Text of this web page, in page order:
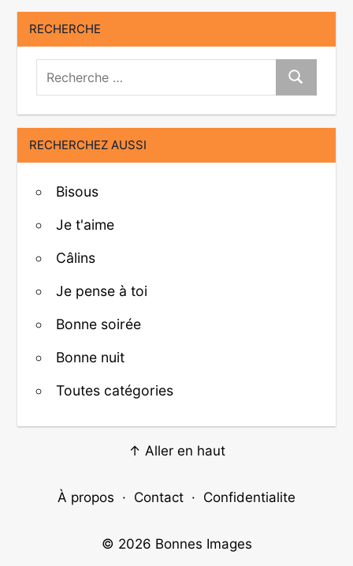
RECHERCHE
Recherche:
Recherche
RECHERCHEZ AUSSI
Bisous
Je t'aime
Câlins
Je pense à toi
Bonne soirée
Bonne nuit
Toutes catégories
↑ Aller en haut
À propos · Contact · Confidentialite
© 2026 Bonnes Images